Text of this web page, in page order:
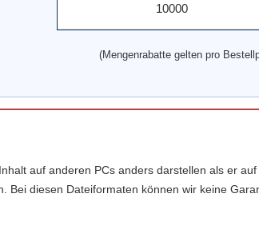
10000
(Mengenrabatte gelten pro
auf anderen PCs anders darstellen als er
diesen Dateiformaten können wir keine